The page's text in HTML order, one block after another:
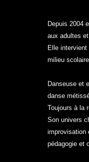
Depuis 2004
aux adultes
Elle
milieu
Danseuse et
danse
Toujours à la
Son univers
improvisation
pédagogie et